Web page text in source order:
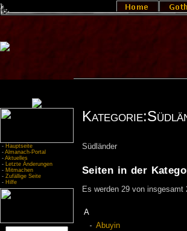
- Hauptseite
- Almanach-Portal
- Aktuelles
- Letzte Änderungen
- Mitmachen
- Zufällige Seite
- Hilfe
Südländer
Seiten in der
Es werden 29 von
A
Abuyin